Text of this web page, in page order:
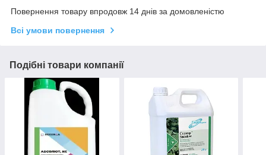
Повернення товару впродовж 14 днів за домовленістю
Всі умови повернення
Подібні товари компанії